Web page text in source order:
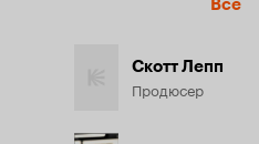
Все
Скотт Лепп
Продюсер